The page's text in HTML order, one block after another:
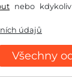
nebo
údajů
Všechny